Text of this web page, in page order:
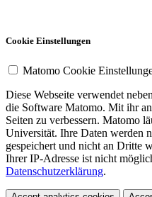
Cookie Einstellungen
Matomo Cookie
Diese Webseite verwendet
die Software Matomo. Mit ihr
Seiten zu verbessern. Matomo
Universität. Ihre Daten werden
gespeichert und nicht an Dritte
Ihrer IP-Adresse ist nicht
Datenschutzerklärung.